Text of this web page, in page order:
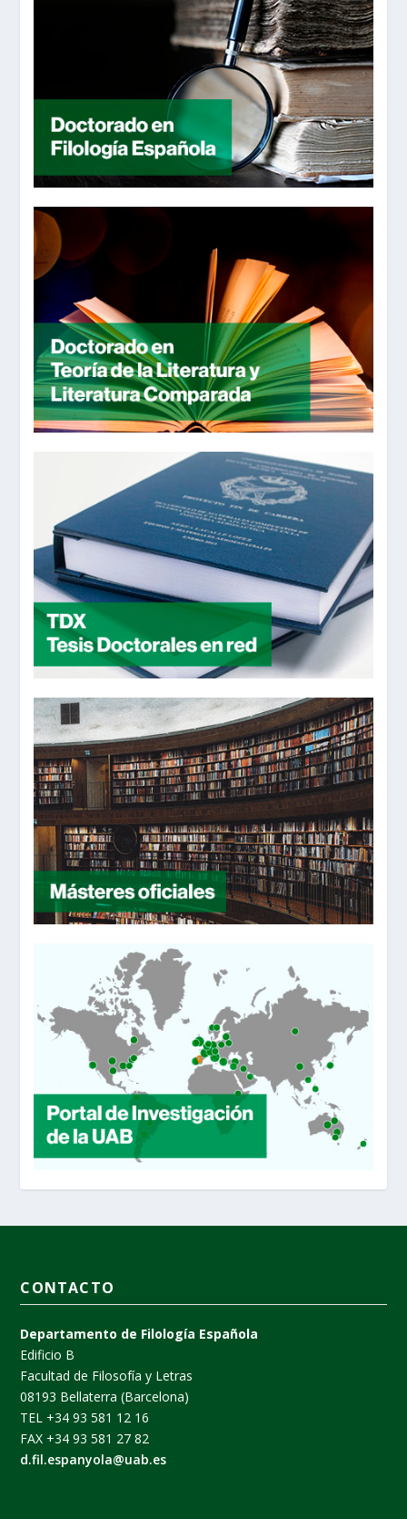
CONTACTO
Departamento de Filología Española
Edificio B
Facultad de Filosofía y Letras
08193 Bellaterra (Barcelona)
TEL +34 93 581 12 16
FAX +34 93 581 27 82
d.fil.espanyola@uab.es